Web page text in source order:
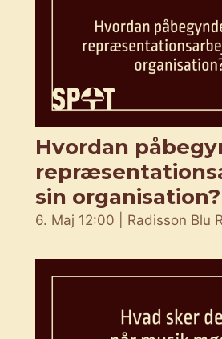
Hvordan
sin organisation?
6. Maj 12:00 | Radisson Blu